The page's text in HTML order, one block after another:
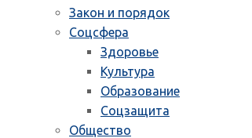
Закон и порядок
Соцсфера
Здоровье
Культура
Образование
Соцзащита
Общество